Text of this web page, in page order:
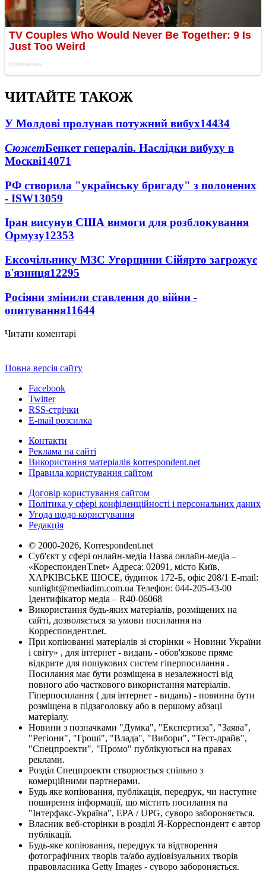
ЧИТАЙТЕ ТАКОЖ
У Молдові пролунав потужний вибух14434
СюжетБенкет генералів. Наслідки вибуху в
Москві14071
РФ створила "українську бригаду" з полонених
- ISW13059
Іран висунув США вимоги для розблокування
Ормузу12353
Ексочільнику МЗС Угорщини Сійярто загрожує
в'язниця12295
Росіяни змінили ставлення до війни -
опитування11644
Читати коментарі
Повна версія сайту
Facebook
Twitter
RSS-стрічки
E-mail розсилка
Контакти
Реклама на сайті
Використання матеріалів korrespondent.net
Правила користування сайтом
Договір користування сайтом
Політика у сфері конфіденційності і персональних даних
Угода щодо користування
Редакція
© 2000-2026, Korrespondent.net
Суб'єкт у сфері онлайн-медіа Назва онлайн-медіа –
«КореспонденТ.net» Адреса: 02091, місто Київ,
ХАРКІВСЬКЕ ШОСЕ, будинок 172-Б, офіс 208/1 E-mail:
sunlight@mediadim.com.ua Телефон: 044-205-43-00
Ідентифікатор медіа – R40-06068
Використання будь-яких матеріалів, розміщених на
сайті, дозволяється за умови посилання на
Корреспондент.net.
При копіюванні матеріалів зі сторінки « Новини України
і світу» , для інтернет - видань - обов'язкове пряме
відкрите для пошукових систем гіперпосилання .
Посилання має бути розміщена в незалежності від
повного або часткового використання матеріалів.
Гіперпосилання ( для інтернет - видань) - повинна бути
розміщена в підзаголовку або в першому абзаці
матеріалу.
Новини з позначками "Думка", "Експертиза", "Заява",
"Регіони", "Гроші", "Влада", "Вибори", "Тест-драйв",
"Спецпроекти", "Промо" публікуються на правах
реклами.
Розділ Спецпроекти створюється спільно з
комерційними партнерами.
Будь яке копіювання, публікація, передрук, чи наступне
поширення інформації, що містить посилання на
"Інтерфакс-Україна", EPA / UPG, суворо забороняється.
Власник веб-сторінки в розділі Я-Корреспондент є автор
публікації.
Будь-яке копіювання, передрук та відтворення
фотографічних творів та/або аудіовізуальних творів
правовласника Getty Images - суворо забороняється.